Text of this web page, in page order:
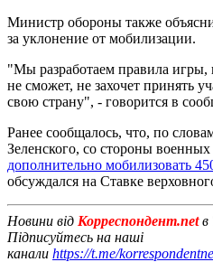
Министр обороны также
за уклонение от мобилизации.
"Мы разработаем правила игры,
не сможет, не захочет принять
свою страну", - говорится в
Ранее сообщалось, что, по
Зеленского, со стороны
дополнительно мобилизовать
обсуждался на Ставке
Новини від Корреспондент.netв
Підписуйтесь на наші
канали https://t.me/